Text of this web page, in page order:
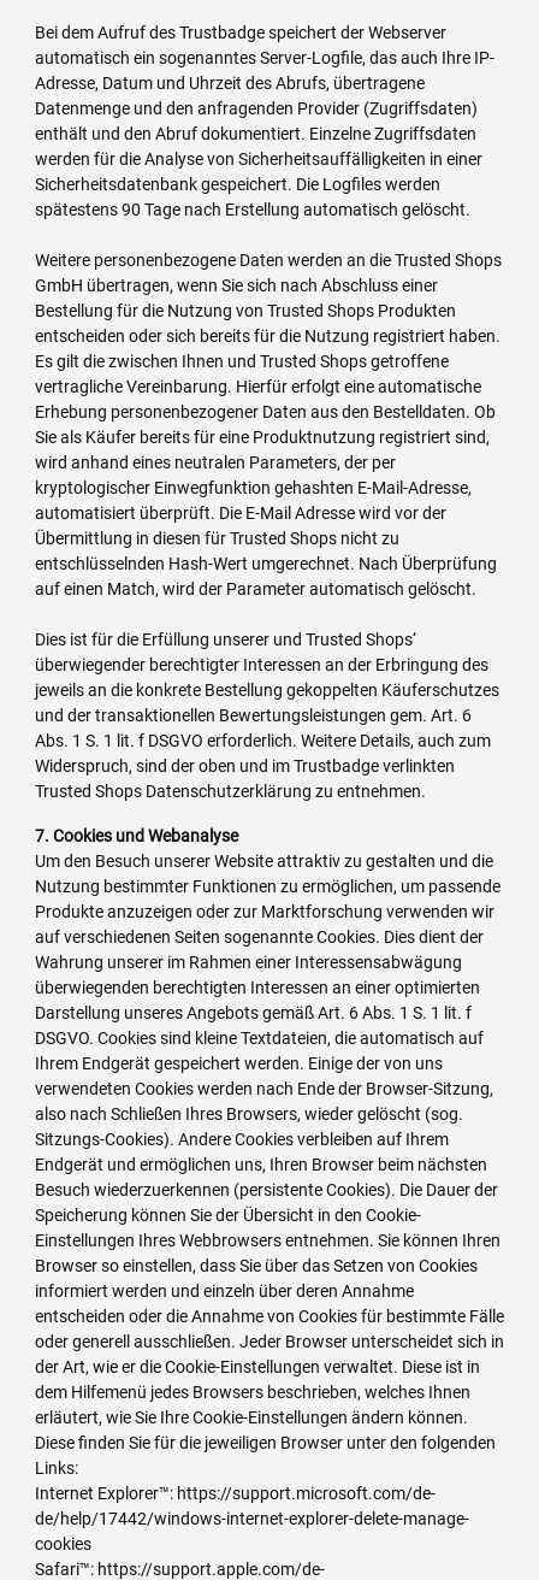
Bei dem Aufruf des Trustbadge speichert der Webserver
automatisch ein sogenanntes Server-Logfile, das auch Ihre IP-
Adresse, Datum und Uhrzeit des Abrufs, übertragene
Datenmenge und den anfragenden Provider (Zugriffsdaten)
enthält und den Abruf dokumentiert. Einzelne Zugriffsdaten
werden für die Analyse von Sicherheitsauffälligkeiten in einer
Sicherheitsdatenbank gespeichert. Die Logfiles werden
spätestens 90 Tage nach Erstellung automatisch gelöscht.
Weitere personenbezogene Daten werden an die Trusted Shops
GmbH übertragen, wenn Sie sich nach Abschluss einer
Bestellung für die Nutzung von Trusted Shops Produkten
entscheiden oder sich bereits für die Nutzung registriert haben.
Es gilt die zwischen Ihnen und Trusted Shops getroffene
vertragliche Vereinbarung. Hierfür erfolgt eine automatische
Erhebung personenbezogener Daten aus den Bestelldaten. Ob
Sie als Käufer bereits für eine Produktnutzung registriert sind,
wird anhand eines neutralen Parameters, der per
kryptologischer Einwegfunktion gehashten E-Mail-Adresse,
automatisiert überprüft. Die E-Mail Adresse wird vor der
Übermittlung in diesen für Trusted Shops nicht zu
entschlüsselnden Hash-Wert umgerechnet. Nach Überprüfung
auf einen Match, wird der Parameter automatisch gelöscht.
Dies ist für die Erfüllung unserer und Trusted Shops‘
überwiegender berechtigter Interessen an der Erbringung des
jeweils an die konkrete Bestellung gekoppelten Käuferschutzes
und der transaktionellen Bewertungsleistungen gem. Art. 6
Abs. 1 S. 1 lit. f DSGVO erforderlich. Weitere Details, auch zum
Widerspruch, sind der oben und im Trustbadge verlinkten
Trusted Shops Datenschutzerklärung zu entnehmen.
7. Cookies und Webanalyse
Um den Besuch unserer Website attraktiv zu gestalten und die
Nutzung bestimmter Funktionen zu ermöglichen, um passende
Produkte anzuzeigen oder zur Marktforschung verwenden wir
auf verschiedenen Seiten sogenannte Cookies. Dies dient der
Wahrung unserer im Rahmen einer Interessensabwägung
überwiegenden berechtigten Interessen an einer optimierten
Darstellung unseres Angebots gemäß Art. 6 Abs. 1 S. 1 lit. f
DSGVO. Cookies sind kleine Textdateien, die automatisch auf
Ihrem Endgerät gespeichert werden. Einige der von uns
verwendeten Cookies werden nach Ende der Browser-Sitzung,
also nach Schließen Ihres Browsers, wieder gelöscht (sog.
Sitzungs-Cookies). Andere Cookies verbleiben auf Ihrem
Endgerät und ermöglichen uns, Ihren Browser beim nächsten
Besuch wiederzuerkennen (persistente Cookies). Die Dauer der
Speicherung können Sie der Übersicht in den Cookie-
Einstellungen Ihres Webbrowsers entnehmen. Sie können Ihren
Browser so einstellen, dass Sie über das Setzen von Cookies
informiert werden und einzeln über deren Annahme
entscheiden oder die Annahme von Cookies für bestimmte Fälle
oder generell ausschließen. Jeder Browser unterscheidet sich in
der Art, wie er die Cookie-Einstellungen verwaltet. Diese ist in
dem Hilfemenü jedes Browsers beschrieben, welches Ihnen
erläutert, wie Sie Ihre Cookie-Einstellungen ändern können.
Diese finden Sie für die jeweiligen Browser unter den folgenden
Links:
Internet Explorer™: https://support.microsoft.com/de-
de/help/17442/windows-internet-explorer-delete-manage-
cookies
Safari™: https://support.apple.com/de-